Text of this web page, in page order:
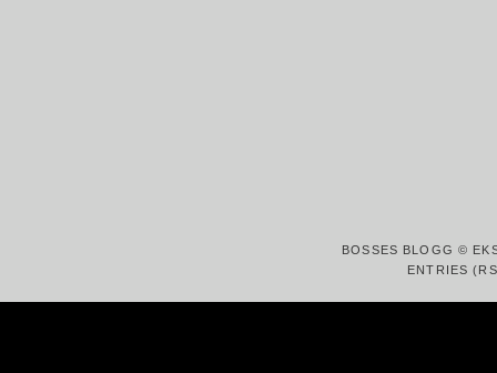
BOSSES BLOGG ©
ENTRIES